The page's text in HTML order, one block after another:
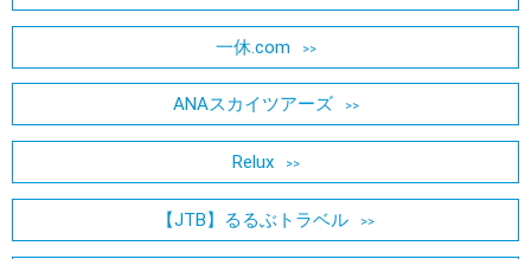
一休.com
ANAスカイツアーズ
Relux
【JTB】るるぶトラベル